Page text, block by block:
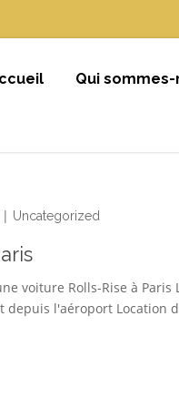
Qui sommes-
| Uncategorized
voiture Rolls-Rise à
depuis l'aéroport Location